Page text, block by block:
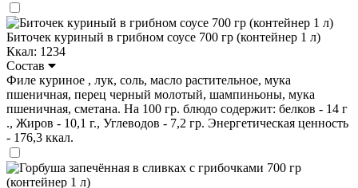
Биточек куриный в грибном соусе 700 гр (контейнер 1 л)
Ккал: 1234
Состав
Филе куриное , лук, соль, масло растительное, мука
пшеничная, перец черный молотый, шампиньоны, мука
пшеничная, сметана. На 100 гр. блюдо содержит: белков - 14 г
., Жиров - 10,1 г., Углеводов - 7,2 гр. Энергетическая ценность
- 176,3 ккал.